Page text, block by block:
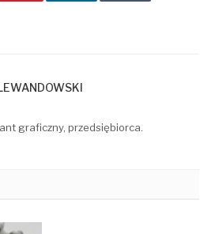
graficzny, przedsiębiorca.